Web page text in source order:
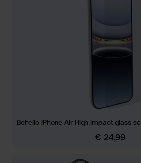
Behello iPhone Air High impact glass
Normale prijs:
€ 24,99